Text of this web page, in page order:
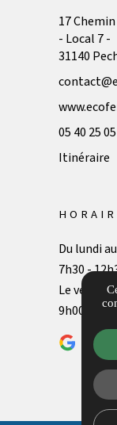
17
- Local 7 -
31140
05 40 25
Itinéraire
Du lundi
7h30 -
Le
9h00 -
Avis